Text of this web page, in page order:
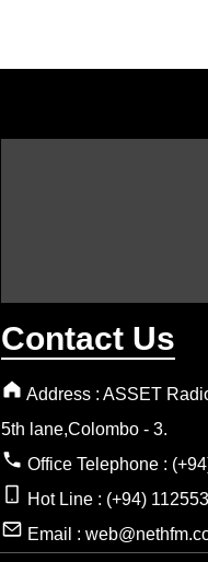
Contact Us
Address : ASSET
5th lane,Colombo - 3.
Office Telephone :
Hot Line : (+94)
Email :